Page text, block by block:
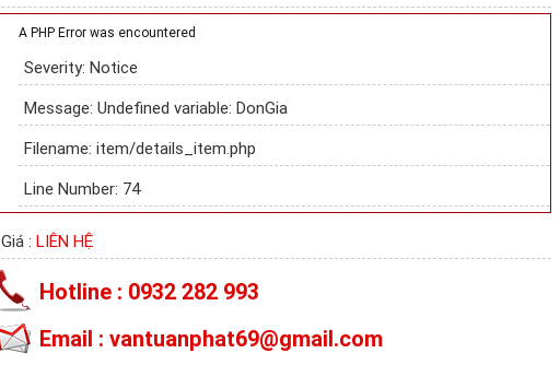
A PHP Error was encountered
Severity: Notice
Message: Undefined variable: DonGia
Filename: item/details_item.php
Line Number: 74
Giá : LIÊN HỆ
Hotline : 0932 282 993
Email : vantuanphat69@gmail.com